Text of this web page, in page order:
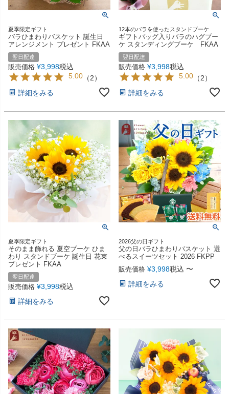
夏季限定ギフト
バラひまわりバスケット 誕生日
アレンジメント プレゼント FKAA
翌日配達
販売価格 ¥3,998税込
5.00 （2）
詳細をみる
12本のバラを使ったスタンドブーケ
ギフトバッグ入りバラのハグブー
ケ スタンディングブーケ FKAA
翌日配達
販売価格 ¥3,998税込
5.00 （2）
詳細をみる
夏季限定ギフト
そのまま飾れる 夏空ブーケ ひま
わり スタンドブーケ 誕生日 花束
プレゼント FKAA
翌日配達
販売価格 ¥3,998税込
詳細をみる
2026父の日ギフト
父の日バラひまわりバスケット 選
べるスイーツセット 2026 FKPP
販売価格 ¥3,998税込 〜
詳細をみる